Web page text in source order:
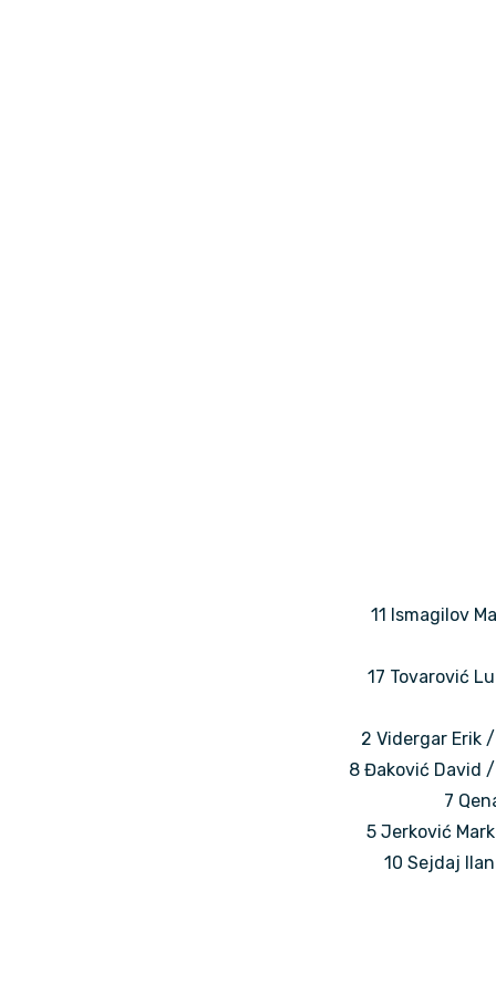
11 Ismagilov
17 Tovarović
2 Vidergar Erik
8 Đaković David
7
5 Jerković
10 Sejdaj